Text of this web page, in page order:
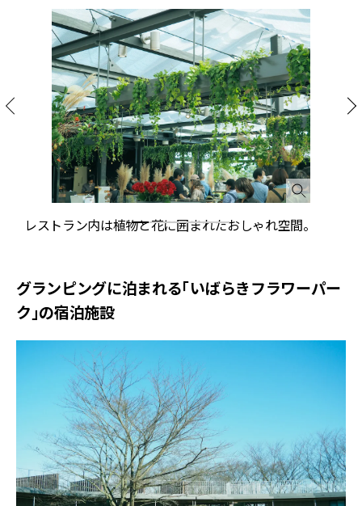
レストラン内は植物と花に囲まれたおしゃれ空間。
グランピングに泊まれる「いばらきフラワーパー
ク」の宿泊施設